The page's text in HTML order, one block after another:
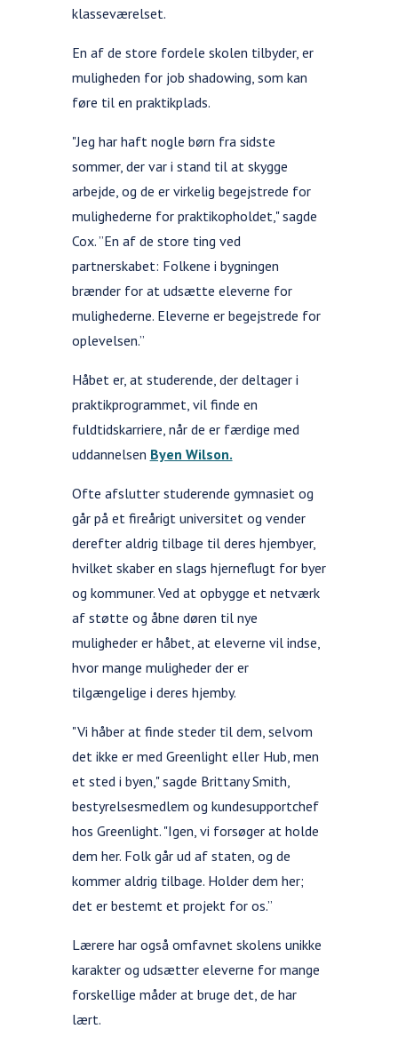
klasseværelset.
En af de store fordele skolen tilbyder, er
muligheden for job shadowing, som kan
føre til en praktikplads.
"Jeg har haft nogle børn fra sidste
sommer, der var i stand til at skygge
arbejde, og de er virkelig begejstrede for
mulighederne for praktikopholdet," sagde
Cox. ”En af de store ting ved
partnerskabet: Folkene i bygningen
brænder for at udsætte eleverne for
mulighederne. Eleverne er begejstrede for
oplevelsen.”
Håbet er, at studerende, der deltager i
praktikprogrammet, vil finde en
fuldtidskarriere, når de er færdige med
uddannelsen Byen Wilson.
Ofte afslutter studerende gymnasiet og
går på et fireårigt universitet og vender
derefter aldrig tilbage til deres hjembyer,
hvilket skaber en slags hjerneflugt for byer
og kommuner. Ved at opbygge et netværk
af støtte og åbne døren til nye
muligheder er håbet, at eleverne vil indse,
hvor mange muligheder der er
tilgængelige i deres hjemby.
"Vi håber at finde steder til dem, selvom
det ikke er med Greenlight eller Hub, men
et sted i byen," sagde Brittany Smith,
bestyrelsesmedlem og kundesupportchef
hos Greenlight. "Igen, vi forsøger at holde
dem her. Folk går ud af staten, og de
kommer aldrig tilbage. Holder dem her;
det er bestemt et projekt for os.”
Lærere har også omfavnet skolens unikke
karakter og udsætter eleverne for mange
forskellige måder at bruge det, de har
lært.